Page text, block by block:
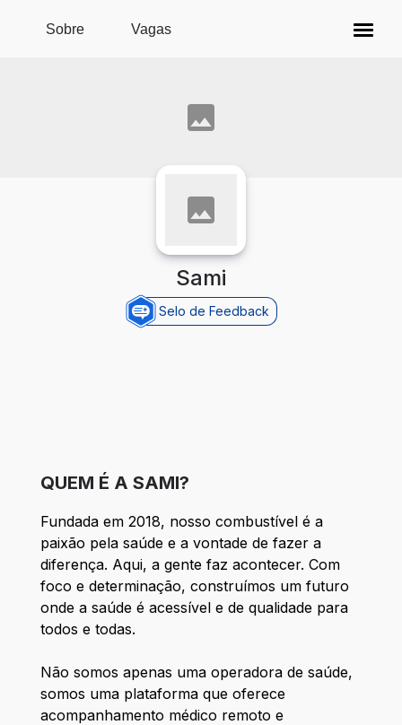
Pular para o conteúdo principal
Sobre Vagas
Sami
Selo de Feedback
QUEM É A SAMI?
Fundada em 2018, nosso combustível é a
paixão pela saúde e a vontade de fazer a
diferença. Aqui, a gente faz acontecer. Com
foco e determinação, construímos um futuro
onde a saúde é acessível e de qualidade para
todos e todas.
Não somos apenas uma operadora de saúde,
somos uma plataforma que oferece
acompanhamento médico remoto e